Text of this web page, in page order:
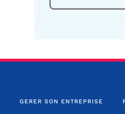
GERER SON ENTREPRISE